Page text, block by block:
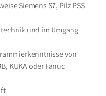
Siemens S7, Pilz PSS
und im Umgang
von
KUKA oder Fanuc